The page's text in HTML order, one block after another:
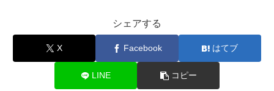
シェアする
X Facebook はてブ
LINE コピー